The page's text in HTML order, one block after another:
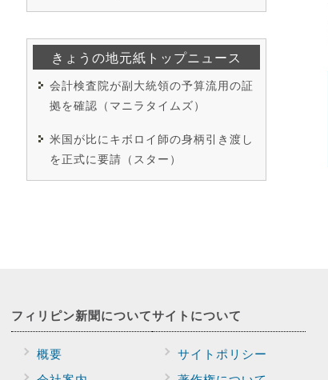
きょうの地元紙トップニュース
会計検査院が副大統領の予算流用の証
拠を確認（マニラタイムズ）
米国が比にキボロイ師の身柄引き渡し
を正式に要請（スター）
フィリピン新聞について
概要
サイトについて
サイトポリシー